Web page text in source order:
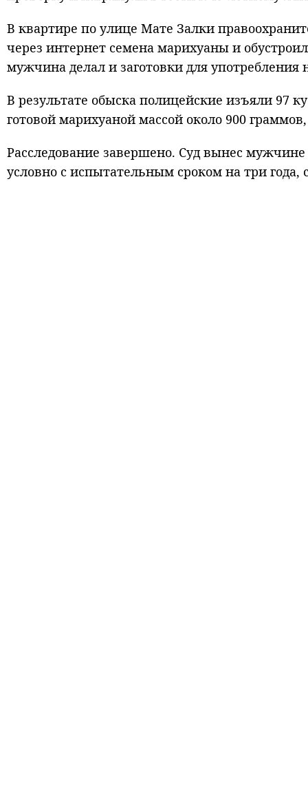
В квартире по улице Мате Залки
через интернет семена марихуаны и
мужчина делал и заготовки для употребления
В результате обыска полицейские изъяли 97
готовой марихуаной массой около 900
Расследование завершено. Суд вынес
условно с испытательным сроком на три